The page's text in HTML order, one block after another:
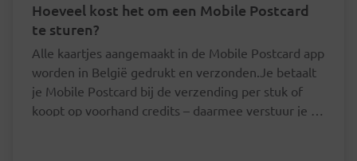
Hoeveel kost het om een Mobile Postcard
te sturen?
Alle kaartjes aangemaakt in de Mobile Postcard app
worden in België gedrukt en verzonden.Je betaalt
je Mobile Postcard bij de verzending per stuk of
koopt op voorhand credits – daarmee verstuur je je